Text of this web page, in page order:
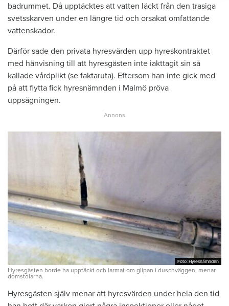
badrummet. Då upptäcktes att vatten läckt från den trasiga
svetsskarven under en längre tid och orsakat omfattande
vattenskador.
Därför sade den privata hyresvärden upp hyreskontraktet
med hänvisning till att hyresgästen inte iakttagit sin så
kallade vårdplikt (se faktaruta). Eftersom han inte gick med
på att flytta fick hyresnämnden i Malmö pröva
uppsägningen.
Foto: Hyresnämnden
Foto: Hyresnämnden
Hyresgästen borde ha upptäckt och larmat om glipan i duschväggen, menar
domstolarna.
Hyresgästen själv menar att hyresvärden under hela den tid